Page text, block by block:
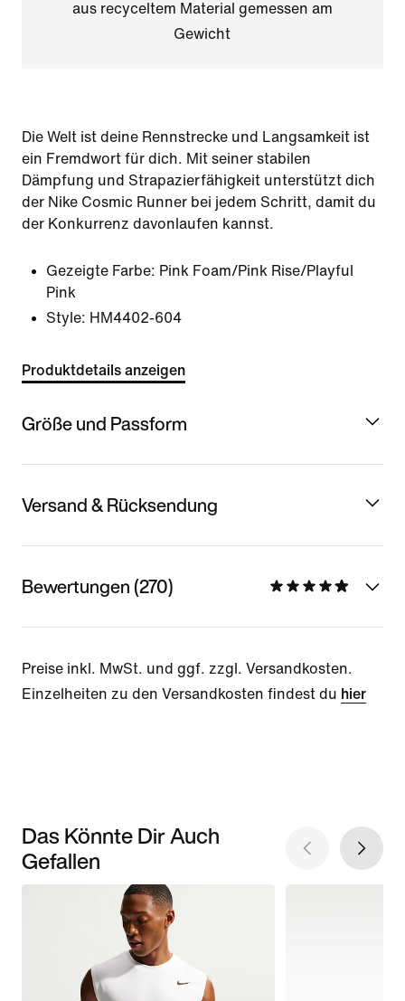
aus recyceltem Material gemessen am
Gewicht
Die Welt ist deine Rennstrecke und Langsamkeit ist
ein Fremdwort für dich. Mit seiner stabilen
Dämpfung und Strapazierfähigkeit unterstützt dich
der Nike Cosmic Runner bei jedem Schritt, damit du
der Konkurrenz davonlaufen kannst.
Gezeigte Farbe: Pink Foam/Pink Rise/Playful
Pink
Style: HM4402-604
Produktdetails anzeigen
Größe und Passform
Versand & Rücksendung
Bewertungen (270)
Preise inkl. MwSt. und ggf. zzgl. Versandkosten.
Einzelheiten zu den Versandkosten findest du hier
Das Könnte Dir Auch
Gefallen